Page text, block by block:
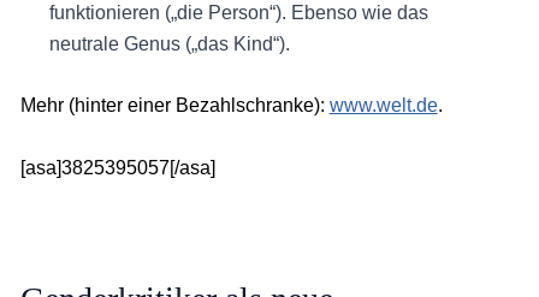
funktionieren („die Person“). Ebenso wie das
neutrale Genus („das Kind“).
Mehr (hinter einer Bezahlschranke): www.welt.de.
[asa]3825395057[/asa]